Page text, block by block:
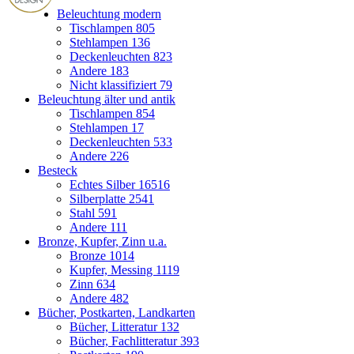
Beleuchtung modern
Tischlampen 805
Stehlampen 136
Deckenleuchten 823
Andere 183
Nicht klassifiziert 79
Beleuchtung älter und antik
Tischlampen 854
Stehlampen 17
Deckenleuchten 533
Andere 226
Besteck
Echtes Silber 16516
Silberplatte 2541
Stahl 591
Andere 111
Bronze, Kupfer, Zinn u.a.
Bronze 1014
Kupfer, Messing 1119
Zinn 634
Andere 482
Bücher, Postkarten, Landkarten
Bücher, Litteratur 132
Bücher, Fachlitteratur393